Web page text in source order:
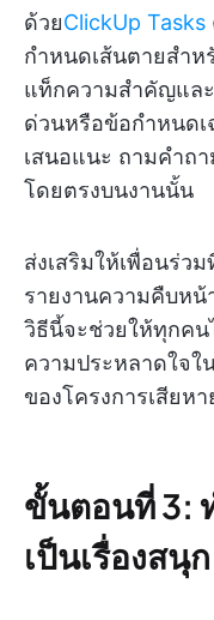
ด้วยClickUp Tasks
กำหนดเส้นตายสำห
แท็กความสำคัญและ
ด่วนหรือข้อกำหนดเ
เสนอแนะ ถามคำถ
โดยตรงบนงานนั้น
ส่งเสริมให้เพื่อนร่ว
รายงานความคืบหน้
วิธีนี้จะช่วยให้ทุกค
ความประหลาดใจ
ของโครงการเสียหา
ขั้นตอนที่ 3:
เป็นเรื่องสนุก